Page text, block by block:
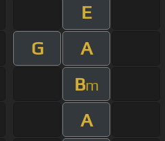
E
G
A
Bm
A